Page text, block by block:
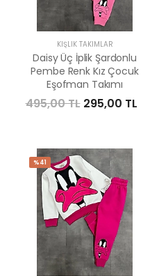
KIŞLIK TAKIMLAR
Daisy Üç İplik Şardonlu
Pembe Renk Kız Çocuk
Eşofman Takımı
495,00 TL 295,00 TL
%41